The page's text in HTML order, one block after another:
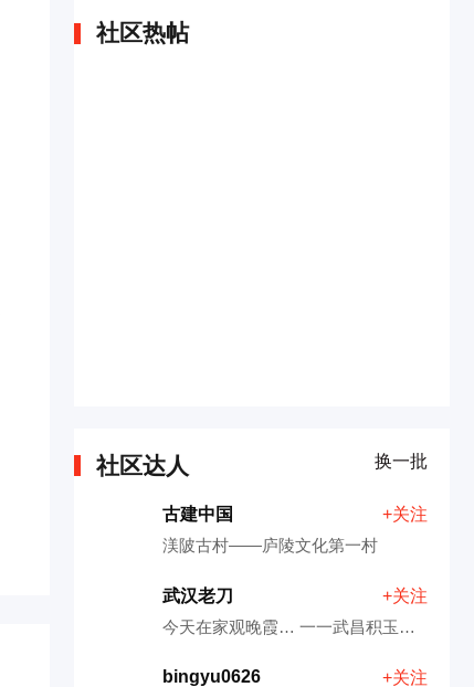
社区热帖
社区达人 换一批
古建中国
+关注
渼陂古村——庐陵文化第一村
武汉老刀
+关注
今天在家观晚霞… 一一武昌积玉桥202010211830
bingyu0626 +关注